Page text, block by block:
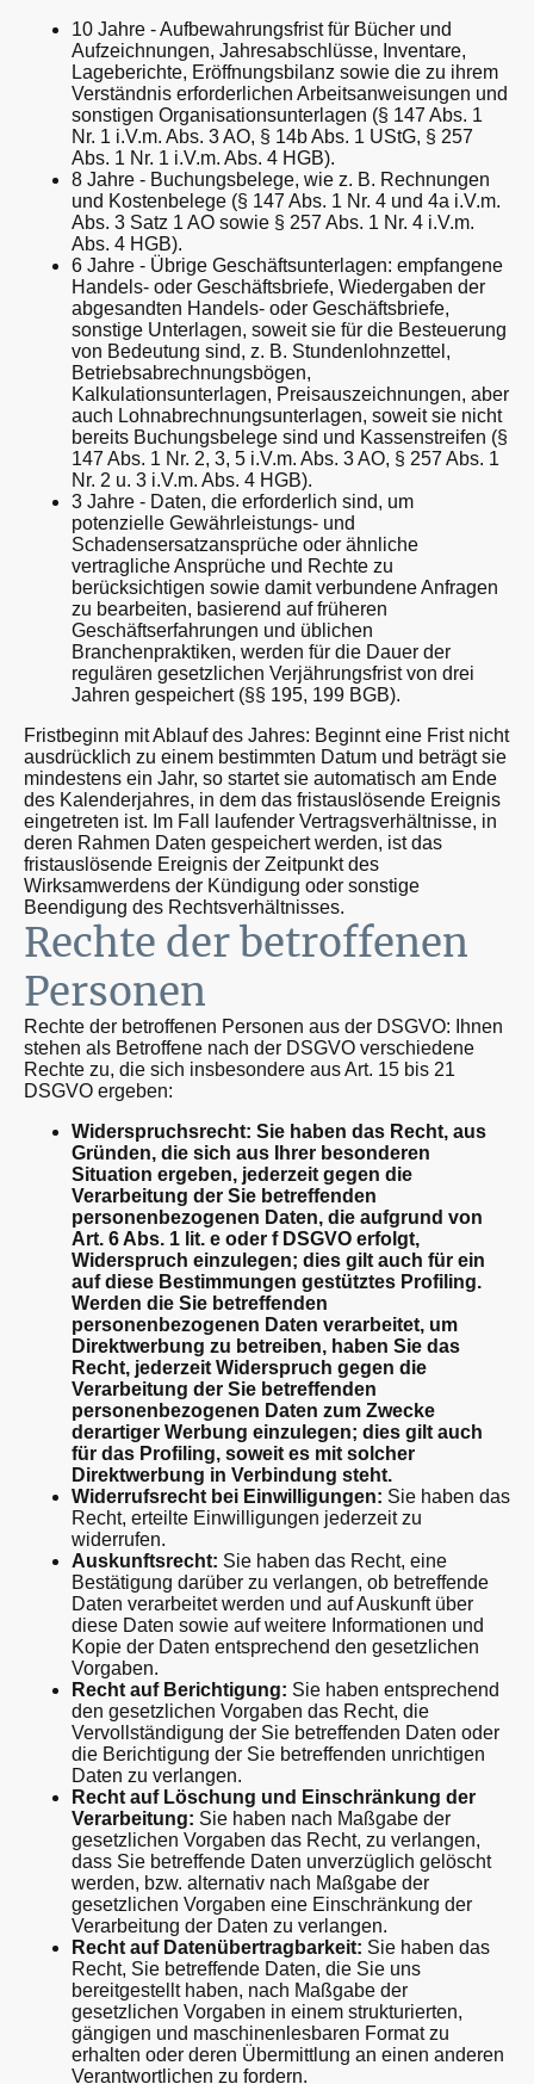
10 Jahre - Aufbewahrungsfrist für Bücher und
Aufzeichnungen, Jahresabschlüsse, Inventare,
Lageberichte, Eröffnungsbilanz sowie die zu ihrem
Verständnis erforderlichen Arbeitsanweisungen und
sonstigen Organisationsunterlagen (§ 147 Abs. 1
Nr. 1 i.V.m. Abs. 3 AO, § 14b Abs. 1 UStG, § 257
Abs. 1 Nr. 1 i.V.m. Abs. 4 HGB).
8 Jahre - Buchungsbelege, wie z. B. Rechnungen
und Kostenbelege (§ 147 Abs. 1 Nr. 4 und 4a i.V.m.
Abs. 3 Satz 1 AO sowie § 257 Abs. 1 Nr. 4 i.V.m.
Abs. 4 HGB).
6 Jahre - Übrige Geschäftsunterlagen: empfangene
Handels- oder Geschäftsbriefe, Wiedergaben der
abgesandten Handels- oder Geschäftsbriefe,
sonstige Unterlagen, soweit sie für die Besteuerung
von Bedeutung sind, z. B. Stundenlohnzettel,
Betriebsabrechnungsbögen,
Kalkulationsunterlagen, Preisauszeichnungen, aber
auch Lohnabrechnungsunterlagen, soweit sie nicht
bereits Buchungsbelege sind und Kassenstreifen (§
147 Abs. 1 Nr. 2, 3, 5 i.V.m. Abs. 3 AO, § 257 Abs. 1
Nr. 2 u. 3 i.V.m. Abs. 4 HGB).
3 Jahre - Daten, die erforderlich sind, um
potenzielle Gewährleistungs- und
Schadensersatzansprüche oder ähnliche
vertragliche Ansprüche und Rechte zu
berücksichtigen sowie damit verbundene Anfragen
zu bearbeiten, basierend auf früheren
Geschäftserfahrungen und üblichen
Branchenpraktiken, werden für die Dauer der
regulären gesetzlichen Verjährungsfrist von drei
Jahren gespeichert (§§ 195, 199 BGB).
Fristbeginn mit Ablauf des Jahres: Beginnt eine Frist nicht
ausdrücklich zu einem bestimmten Datum und beträgt sie
mindestens ein Jahr, so startet sie automatisch am Ende
des Kalenderjahres, in dem das fristauslösende Ereignis
eingetreten ist. Im Fall laufender Vertragsverhältnisse, in
deren Rahmen Daten gespeichert werden, ist das
fristauslösende Ereignis der Zeitpunkt des
Wirksamwerdens der Kündigung oder sonstige
Beendigung des Rechtsverhältnisses.
Rechte der betroffenen
Personen
Rechte der betroffenen Personen aus der DSGVO: Ihnen
stehen als Betroffene nach der DSGVO verschiedene
Rechte zu, die sich insbesondere aus Art. 15 bis 21
DSGVO ergeben:
Widerspruchsrecht: Sie haben das Recht, aus
Gründen, die sich aus Ihrer besonderen
Situation ergeben, jederzeit gegen die
Verarbeitung der Sie betreffenden
personenbezogenen Daten, die aufgrund von
Art. 6 Abs. 1 lit. e oder f DSGVO erfolgt,
Widerspruch einzulegen; dies gilt auch für ein
auf diese Bestimmungen gestütztes Profiling.
Werden die Sie betreffenden
personenbezogenen Daten verarbeitet, um
Direktwerbung zu betreiben, haben Sie das
Recht, jederzeit Widerspruch gegen die
Verarbeitung der Sie betreffenden
personenbezogenen Daten zum Zwecke
derartiger Werbung einzulegen; dies gilt auch
für das Profiling, soweit es mit solcher
Direktwerbung in Verbindung steht.
Widerrufsrecht bei Einwilligungen: Sie haben das
Recht, erteilte Einwilligungen jederzeit zu
widerrufen.
Auskunftsrecht: Sie haben das Recht, eine
Bestätigung darüber zu verlangen, ob betreffende
Daten verarbeitet werden und auf Auskunft über
diese Daten sowie auf weitere Informationen und
Kopie der Daten entsprechend den gesetzlichen
Vorgaben.
Recht auf Berichtigung: Sie haben entsprechend
den gesetzlichen Vorgaben das Recht, die
Vervollständigung der Sie betreffenden Daten oder
die Berichtigung der Sie betreffenden unrichtigen
Daten zu verlangen.
Recht auf Löschung und Einschränkung der
Verarbeitung: Sie haben nach Maßgabe der
gesetzlichen Vorgaben das Recht, zu verlangen,
dass Sie betreffende Daten unverzüglich gelöscht
werden, bzw. alternativ nach Maßgabe der
gesetzlichen Vorgaben eine Einschränkung der
Verarbeitung der Daten zu verlangen.
Recht auf Datenübertragbarkeit: Sie haben das
Recht, Sie betreffende Daten, die Sie uns
bereitgestellt haben, nach Maßgabe der
gesetzlichen Vorgaben in einem strukturierten,
gängigen und maschinenlesbaren Format zu
erhalten oder deren Übermittlung an einen anderen
Verantwortlichen zu fordern.